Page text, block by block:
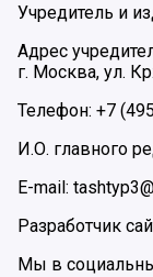
Учредитель и
Адрес
г. Москва, ул.
Телефон: +7
И.О. главного
E-mail:
Разработчик
Мы в